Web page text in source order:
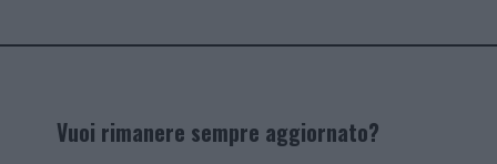
Vuoi rimanere sempre aggiornato?